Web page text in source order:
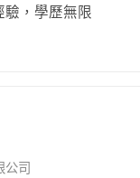
驗，學歷無限
公司